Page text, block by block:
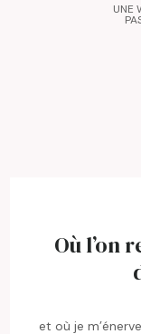
UNE
Où l’on
et où je